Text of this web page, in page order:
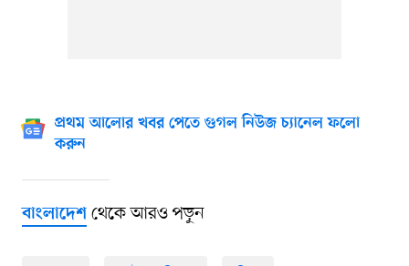
প্রথম আলোর খবর পেতে গুগল নিউজ চ্যানেল ফলো
করুন
বাংলাদেশথেকে আরও পড়ুন